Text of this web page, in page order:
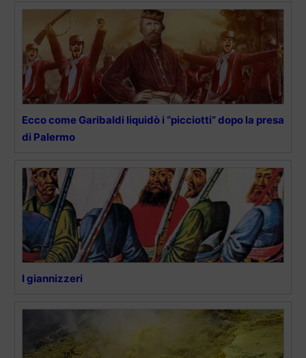
Ecco come Garibaldi liquidò i “picciotti” dopo la presa
di Palermo
I giannizzeri